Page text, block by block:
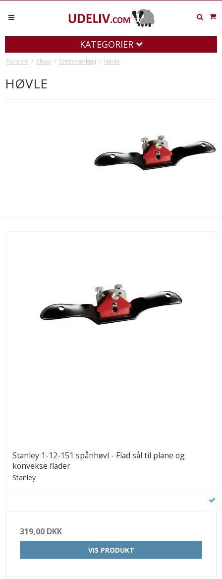
KATEGORIER
Forside / Shop / Snitteværktøj / Høvle
HØVLE
Stanley 1-12-151 spånhøvl - Flad sål til plane og
konvekse flader
Stanley
319,00 DKK
VIS PRODUKT